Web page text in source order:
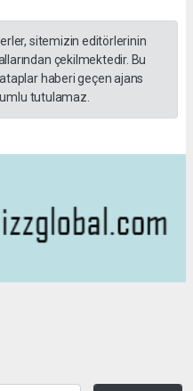
sitemizin editörlerinin
çekilmektedir. Bu
haberi geçen ajans
tutulamaz.